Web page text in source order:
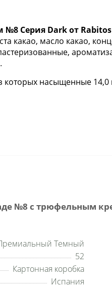
Серия Dark от Rabitos
какао, масло какао,
которых насыщенные 14,0
№8 с трюфельным
Темный
52
Картонная коробка
Испания